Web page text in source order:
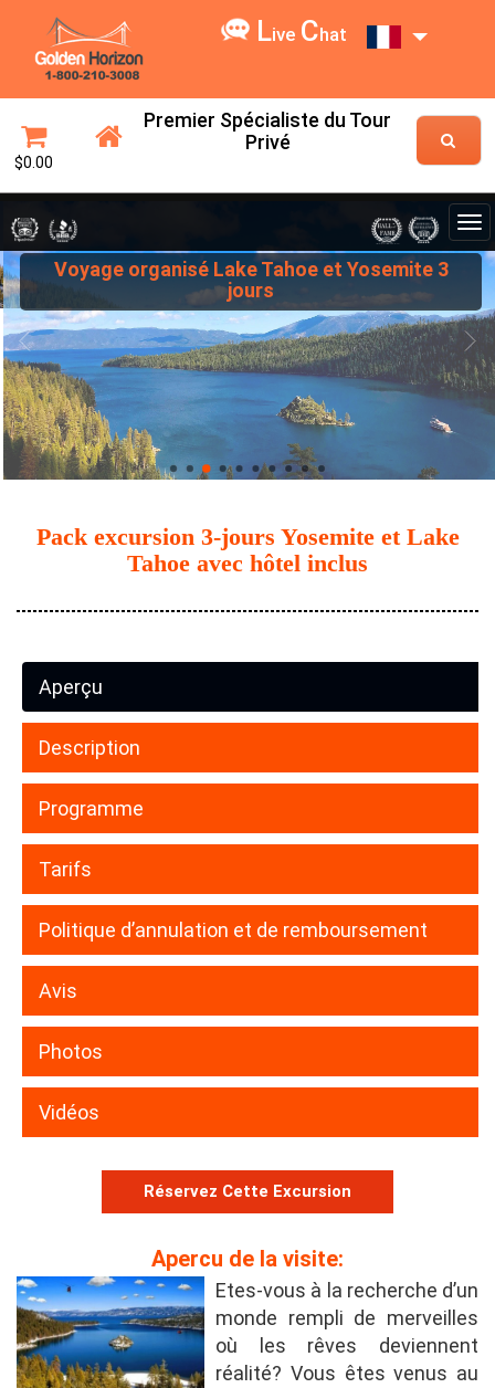
Live Chat
$0.00
Premier Spécialiste du Tour
Privé
Voyage organisé Lake Tahoe et Yosemite 3
jours
Pack excursion 3-jours Yosemite et Lake
Tahoe avec hôtel inclus
Aperçu
Description
Programme
Tarifs
Politique d’annulation et de remboursement
Avis
Photos
Vidéos
Réservez Cette Excursion
Apercu de la visite:
Etes-vous à la recherche d’un
monde rempli de merveilles
où les rêves deviennent
réalité? Vous êtes venus au